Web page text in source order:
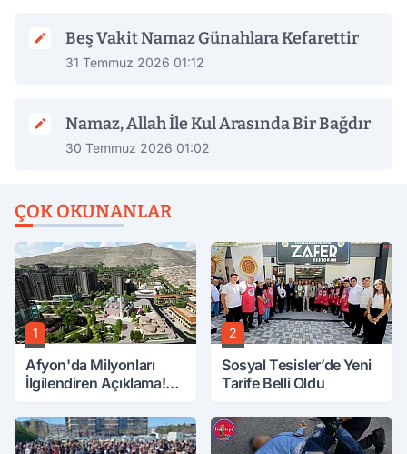
Beş Vakit Namaz Günahlara Kefarettir
31 Temmuz 2026 01:12
Namaz, Allah İle Kul Arasında Bir Bağdır
30 Temmuz 2026 01:02
ÇOK OKUNANLAR
1
Afyon'da Milyonları
İlgilendiren Açıklama!
2
Sosyal Tesisler’de Yeni
Tarife Belli Oldu